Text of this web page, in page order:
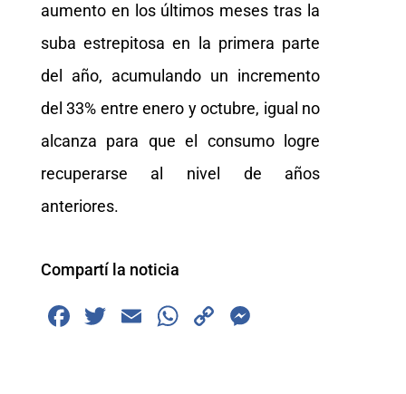
aumento en los últimos meses tras la
suba estrepitosa en la primera parte
del año, acumulando un incremento
del 33% entre enero y octubre, igual no
alcanza para que el consumo logre
recuperarse al nivel de años
anteriores.
Compartí la noticia
F
T
E
W
C